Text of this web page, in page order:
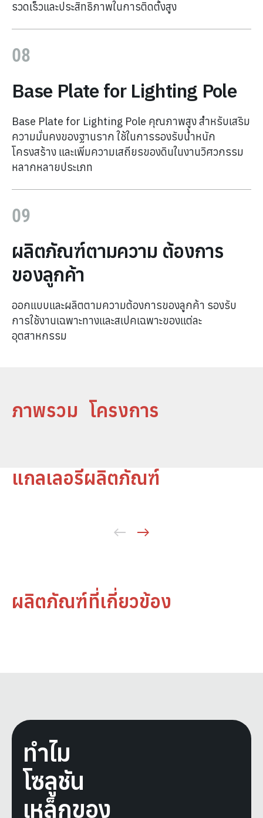
รวดเร็วและประสิทธิภาพในการติดตั้งสูง
08
Base Plate for Lighting Pole
Base Plate for Lighting Pole คุณภาพสูง สำหรับเสริม
ความมั่นคงของฐานราก ใช้ในการรองรับน้ำหนัก
โครงสร้าง และเพิ่มความเสถียรของดินในงานวิศวกรรม
หลากหลายประเภท
09
ผลิตภัณฑ์ตามความ ต้องการ
ของลูกค้า
ออกแบบและผลิตตามความต้องการของลูกค้า รองรับ
การใช้งานเฉพาะทางและสเปคเฉพาะของแต่ละ
อุตสาหกรรม
ภาพรวม โครงการ
แกลเลอรีผลิตภัณฑ์
ผลิตภัณฑ์ที่เกี่ยวข้อง
ทำไม
โซลูชัน
เหล็กของ